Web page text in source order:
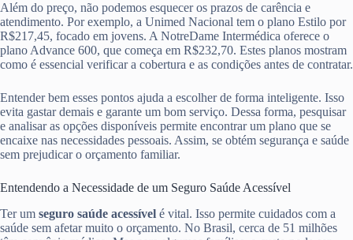
Além do preço, não podemos esquecer os prazos de carência e
atendimento. Por exemplo, a Unimed Nacional tem o plano Estilo por
R$217,45, focado em jovens. A NotreDame Intermédica oferece o
plano Advance 600, que começa em R$232,70. Estes planos mostram
como é essencial verificar a cobertura e as condições antes de contratar.
Entender bem esses pontos ajuda a escolher de forma inteligente. Isso
evita gastar demais e garante um bom serviço. Dessa forma, pesquisar
e analisar as opções disponíveis permite encontrar um plano que se
encaixe nas necessidades pessoais. Assim, se obtém segurança e saúde
sem prejudicar o orçamento familiar.
Entendendo a Necessidade de um Seguro Saúde Acessível
Ter um seguro saúde acessível é vital. Isso permite cuidados com a
saúde sem afetar muito o orçamento. No Brasil, cerca de 51 milhões